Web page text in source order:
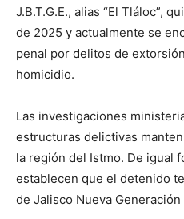
J.B.T.G.E., alias “El Tláloc”,
de 2025 y actualmente se
penal por delitos de
homicidio.
Las investigaciones
estructuras delictivas
la región del Istmo. De igual
establecen que el detenido
de Jalisco Nueva Generación